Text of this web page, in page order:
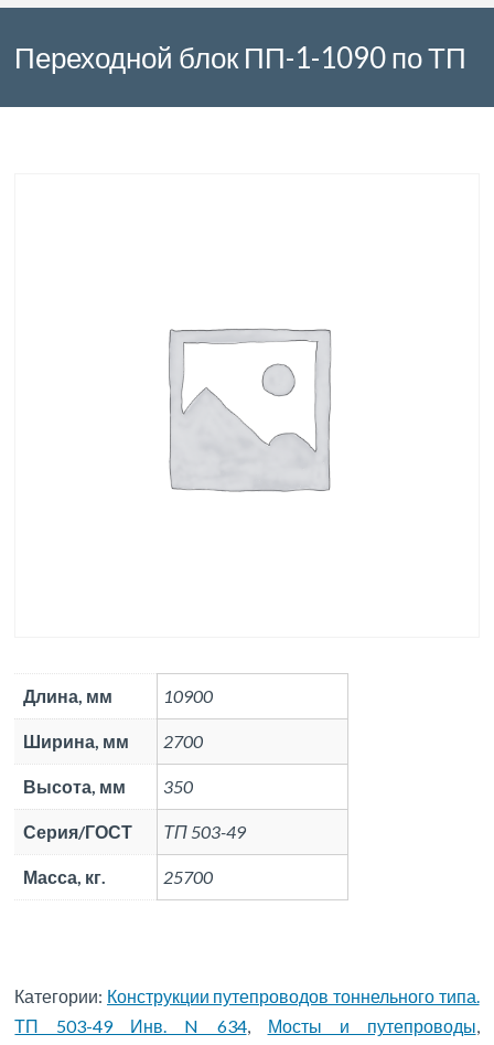
Переходной блок ПП-1-1090 по ТП
Длина, мм 10900
Ширина, мм 2700
Высота, мм 350
Серия/ГОСТ ТП 503-49
Масса, кг. 25700
Категории: Конструкции путепроводов тоннельного типа.
ТП 503-49 Инв. N 634, Мосты и путепроводы